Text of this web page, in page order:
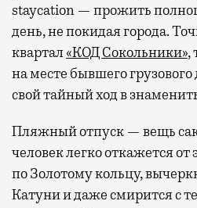
staycation — прожить
день, не покидая города.
квартал«КОД Сокольники»,
на месте бывшего
свой тайный ход в
Пляжный отпуск — вещь
человек легко откажется от
по Золотому кольцу,
Катуни и даже смирится с